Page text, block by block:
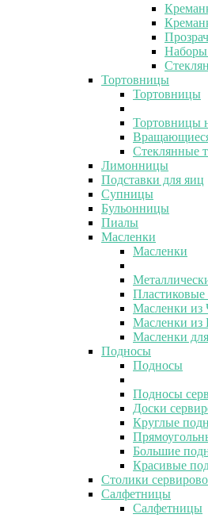
Наборы
Тортовницы
Тортовницы
Тортовницы
Стеклянные
Лимонницы
Подставки для яиц
Супницы
Бульонницы
Пиалы
Масленки
Масленки
Пластиковые
Масленки из
Масленки из
Масленки
Подносы
Подносы
Подносы
Доски
Круглые
Большие
Красивые
Столики
Салфетницы
Салфетницы